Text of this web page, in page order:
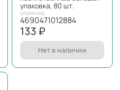
упаковка, 80 шт.
Штрихкод
4690471012884
133 ₽
Нет в наличии